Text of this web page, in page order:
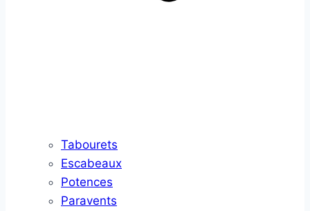
Tabourets
Escabeaux
Potences
Paravents